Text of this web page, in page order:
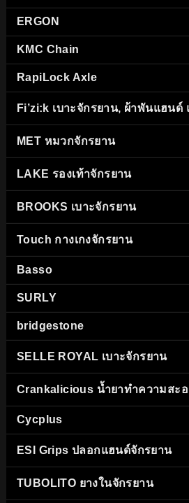
ERGON
KMC Chain
RapiLock Axle
Fi’zi:k เบาะจักรยาน, ผ้าพันแฮน
MET หมวกจักรยาน
LAKE รองเท้าจักรยาน
BROOKS เบาะจักรยาน
Touch กางเกงจักรยาน
Basso
SURLY
bridgestone
SELLE ROYAL เบาะจักรยาน
Crankalicious น้ำยาทำความสะ
Cycplus
ESI Grips ปลอกแฮนด์จักรยาน
TUBOLITO ยางในจักรยาน